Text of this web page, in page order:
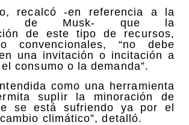
recalcó -en referencia a la
de Musk- que la
de este tipo de recursos,
convencionales, “no debe
una invitación o incitación a
consumo o la demanda”.
como una herramienta
suplir la minoración de
se está sufriendo ya por el
climático”, detalló.